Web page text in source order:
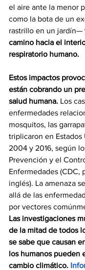
el aire ante la menor
como la bota de un
rastrillo en un jardín—
camino hacia el
respiratorio humano.
Estos impactos
están cobrando un
salud humana. Los
enfermedades
mosquitos, las
triplicaron en Estados
2004 y 2016, según
Prevención y el
Enfermedades (CDC,
inglés). La amenaza
allá de las
por vectores
Las investigaciones
de la mitad de todos
se sabe que causan
los humanos pueden
cambio climático.